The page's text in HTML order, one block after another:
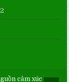
cảm xúc